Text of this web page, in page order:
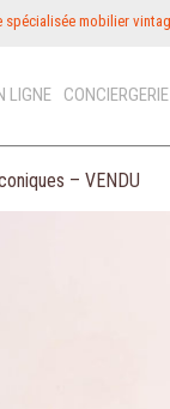
spécialisée mobilier
LIGNE
– VENDU